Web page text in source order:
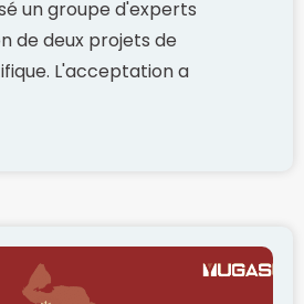
un groupe d'experts
de deux projets de
L'acceptation a